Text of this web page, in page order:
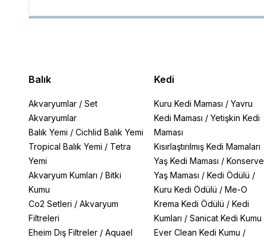
Balık
Akvaryumlar / Set
Akvaryumlar
Balık Yemi / Cichlid Balık Yemi
Tropical Balık Yemi / Tetra
Yemi
Akvaryum Kumları / Bitki
Kumu
Co2 Setleri / Akvaryum
Filtreleri
Eheim Dış Filtreler / Aquael
Kedi
Kuru Kedi Maması / Yavru
Kedi Maması / Yetişkin Kedi
Maması
Kısırlaştırılmış Kedi Mamaları
Yaş Kedi Maması / Konserve
Yaş Maması / Kedi Ödülü /
Kuru Kedi Ödülü / Me-O
Krema Kedi Ödülü / Kedi
Kumları / Sanicat Kedi Kumu
Ever Clean Kedi Kumu /